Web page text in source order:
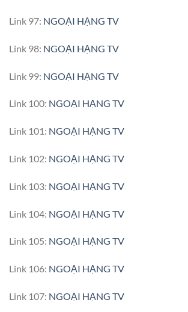
Link 97: NGOẠI HẠNG TV
Link 98: NGOẠI HẠNG TV
Link 99: NGOẠI HẠNG TV
Link 100: NGOẠI HẠNG TV
Link 101: NGOẠI HẠNG TV
Link 102: NGOẠI HẠNG TV
Link 103: NGOẠI HẠNG TV
Link 104: NGOẠI HẠNG TV
Link 105: NGOẠI HẠNG TV
Link 106: NGOẠI HẠNG TV
Link 107: NGOẠI HẠNG TV